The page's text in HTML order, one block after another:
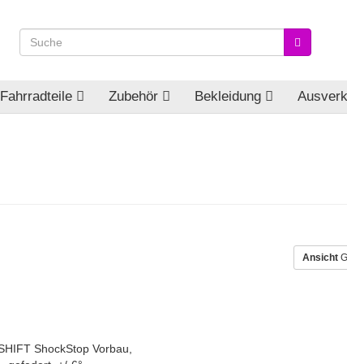
Fahrradteile Zubehör Bekleidung
Ansicht